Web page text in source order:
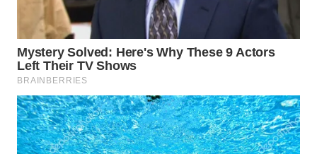
WN
KARAWANG
WN
BEKASI
WN
BOGOR